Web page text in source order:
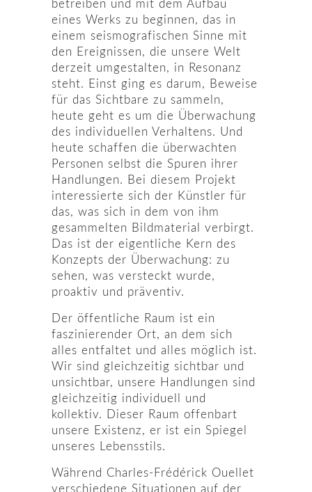
betreiben und mit dem Aufbau
eines Werks zu beginnen, das in
einem seismografischen Sinne mit
den Ereignissen, die unsere Welt
derzeit umgestalten, in Resonanz
steht. Einst ging es darum, Beweise
für das Sichtbare zu sammeln,
heute geht es um die Überwachung
des individuellen Verhaltens. Und
heute schaffen die überwachten
Personen selbst die Spuren ihrer
Handlungen. Bei diesem Projekt
interessierte sich der Künstler für
das, was sich in dem von ihm
gesammelten Bildmaterial verbirgt.
Das ist der eigentliche Kern des
Konzepts der Überwachung: zu
sehen, was versteckt wurde,
proaktiv und präventiv.
Der öffentliche Raum ist ein
faszinierender Ort, an dem sich
alles entfaltet und alles möglich ist.
Wir sind gleichzeitig sichtbar und
unsichtbar, unsere Handlungen sind
gleichzeitig individuell und
kollektiv. Dieser Raum offenbart
unsere Existenz, er ist ein Spiegel
unseres Lebensstils.
Während Charles-Frédérick Ouellet
verschiedene Situationen auf der